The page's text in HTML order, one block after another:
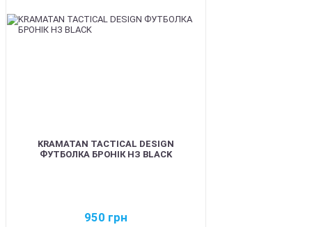
KRAMATAN TACTICAL DESIGN
ФУТБОЛКА БРОНІК НЗ BLACK
950 грн